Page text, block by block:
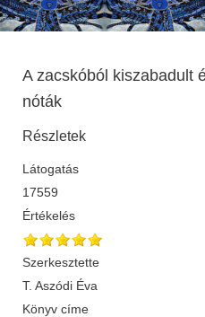
A zacskóból kiszabadult
nóták
Részletek
Látogatás
17559
Értékelés
Szerkesztette
T. Aszódi Éva
Könyv címe